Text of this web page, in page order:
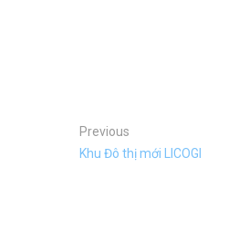
Previous
Khu Đô thị mới LICOGI